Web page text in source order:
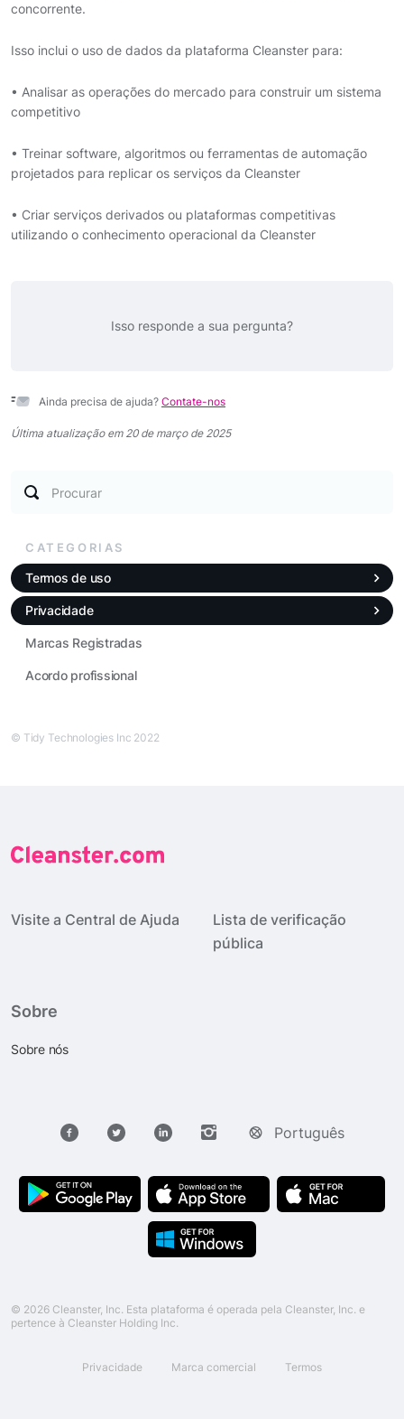
Procurar
CATEGORIAS
Termos de uso
Privacidade
Marcas Registradas
Acordo profissional
concorrente.
Isso inclui o uso de dados da plataforma Cleanster para:
• Analisar as operações do mercado para construir um sistema
competitivo
• Treinar software, algoritmos ou ferramentas de automação
projetados para replicar os serviços da Cleanster
• Criar serviços derivados ou plataformas competitivas
utilizando o conhecimento operacional da Cleanster
Isso responde a sua pergunta?
Ainda precisa de ajuda? Contate-nos
Última atualização em 20 de março de 2025
© Tidy Technologies Inc 2022
Visite a Central de Ajuda
Lista de verificação
pública
Sobre
Sobre nós
Português
© 2026 Cleanster, Inc. Esta plataforma é operada pela Cleanster, Inc. e
pertence à Cleanster Holding Inc.
Privacidade Marca comercial Termos